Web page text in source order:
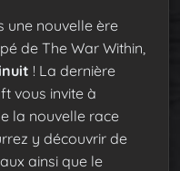
une nouvelle ère
de The War Within,
! La dernière
vous invite à
la nouvelle race
y découvrir de
ainsi que le